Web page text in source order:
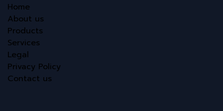
Home
About us
Products
Services
Legal
Privacy Policy
Contact us